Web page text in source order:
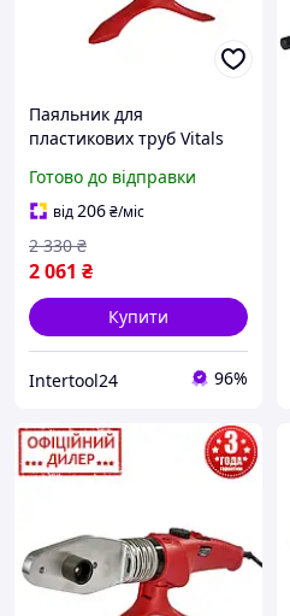
Паяльник для
пластикових труб Vitals
насадок із подвійним
тефлоном 20, 25, 32, 40,
50, 63)
Готово до відправки
від206₴/міс
2 061 ₴
2 330 ₴
Купити
Intertool24 96%